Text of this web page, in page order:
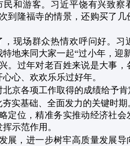
和游客。习近平饶有兴致察
到隆福寺的情景，还购买了几
现场群众热情欢呼问好。习
地来同大家一起“过小年，迎
。过年对老百姓来说是大事，
心、欢欢乐乐过好年。
京各项工作取得的成绩给予肯
实基础、全面发力的关键时期
定位，精准务实推动经济社会
示范作用。
展，进一步树牢高质量发展导